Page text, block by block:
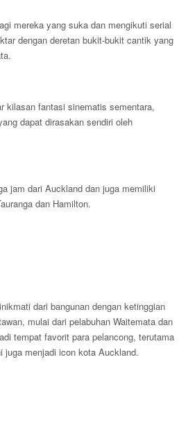
mereka yang suka dan mengikuti serial
dengan deretan bukit-bukit cantik yang
kilasan fantasi sinematis sementara,
dapat dirasakan sendiri oleh
jam dari Auckland dan juga memiliki
dan Hamilton.
dari bangunan dengan ketinggian
mulai dari pelabuhan Waitemata dan
tempat favorit para pelancong, terutama
juga menjadi icon kota Auckland.